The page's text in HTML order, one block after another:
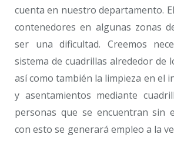
cuenta en nuestro departamento.
contenedores en algunas zonas
ser una dificultad. Creemos
sistema de cuadrillas alrededor de
así como también la limpieza en el
y asentamientos mediante
personas que se encuentran sin
con esto se generará empleo a la